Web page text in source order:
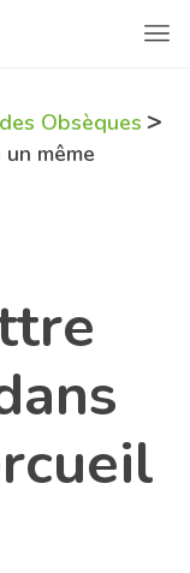
Obsèques >
même